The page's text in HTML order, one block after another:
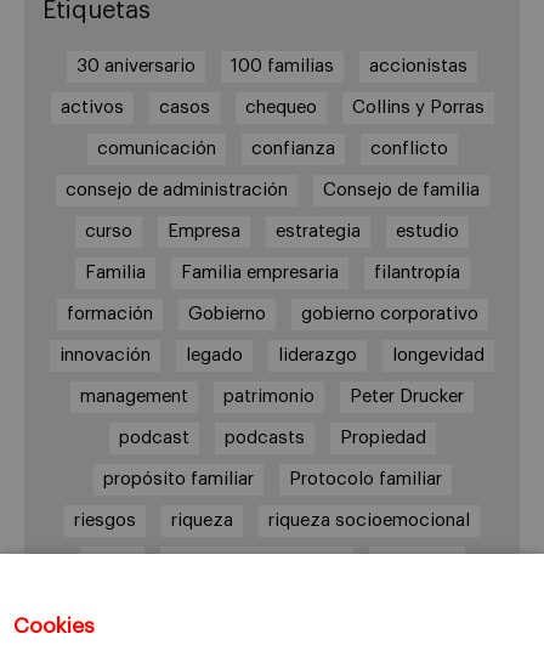
Cookies
Etiquetas
30 aniversario 100 familias accionistas
activos casos chequeo Collins y Porras
comunicación confianza conflicto
consejo de administración Consejo de familia
curso Empresa estrategia estudio
Familia Familia empresaria filantropía
formación Gobierno gobierno corporativo
innovación legado liderazgo longevidad
management patrimonio Peter Drucker
podcast podcasts Propiedad
propósito familiar Protocolo familiar
riesgos riqueza riqueza socioemocional